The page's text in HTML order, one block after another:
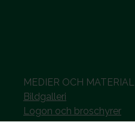
MEDIER OCH MATERIAL
Bildgalleri
Logon och broschyrer
Nyhetsarkiv